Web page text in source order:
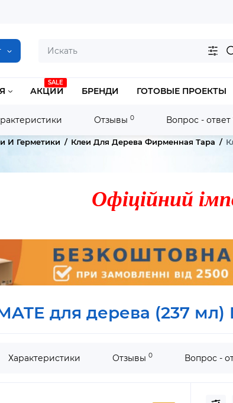
SALE
АКЦИИ БРЕНДИ ГОТОВЫЕ ПРОЕКТЫ
Отзывы 0 Вопрос - ответ
И Герметики Клеи Для Дерева Фирменная Тара
Офіційний
для дерева (237 мл)
Характеристики Отзывы 0 Вопрос -